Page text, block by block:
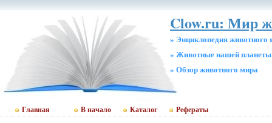
Clow.ru: Мир
» Энциклопедия животного
» Животные нашей планеты
» Обзор животного мира
Главная В начало Каталог Рефераты